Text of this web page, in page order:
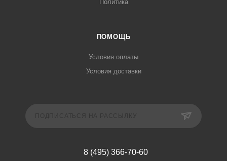
Политика
ПОМОЩЬ
Условия оплаты
Условия доставки
8 (495) 366-70-60